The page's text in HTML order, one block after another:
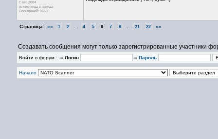
с авг 2004
из ниоткуда в никуда
Сообщений: 9653
Страница: «« 1 2 4 5 6 7 8 21 22 »»
Создавать сообщения могут только зарегистрированные участники
Войти в форум :: » Логин » Пароль
Начало